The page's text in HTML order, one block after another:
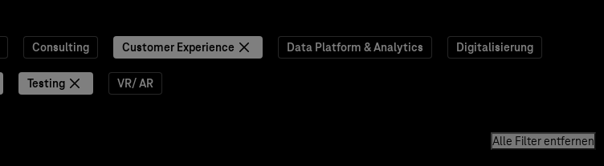
Consulting Customer Experience Data Platform & Analytics Digitalisierung
Testing VR/ AR
Alle Filter entfernen